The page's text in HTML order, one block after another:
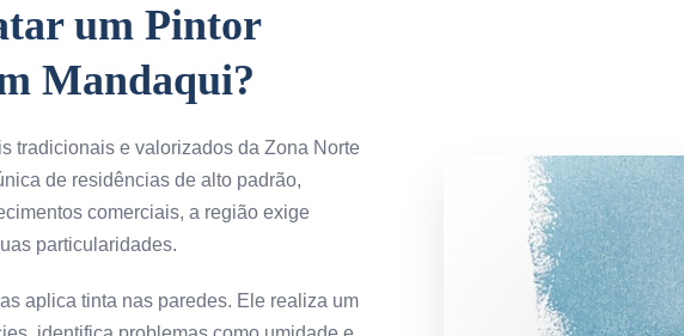
um Pintor
Mandaqui?
tradicionais e valorizados da Zona Norte
de residências de alto padrão,
comerciais, a região exige
particularidades.
aplica tinta nas paredes. Ele realiza um